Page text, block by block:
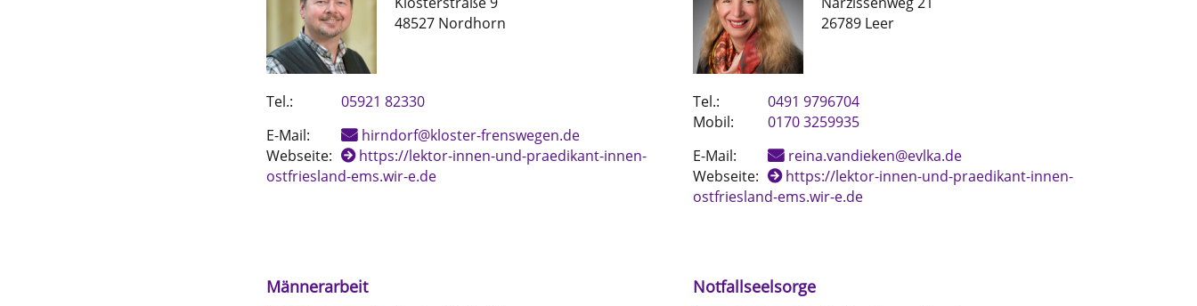
48527 Nordhorn
Tel.:
05921 82330
E-Mail:
hirndorf@kloster-frenswegen.de
Webseite:
https://lektor-innen-und-praedikant-innen-
ostfriesland-ems.wir-e.de
26789 Leer
Tel.:
0491 9796704
Mobil:
0170 3259935
E-Mail:
reina.vandieken@evlka.de
Webseite:
https://lektor-innen-und-praedikant-innen-
ostfriesland-ems.wir-e.de
Männerarbeit Notfallseelsorge